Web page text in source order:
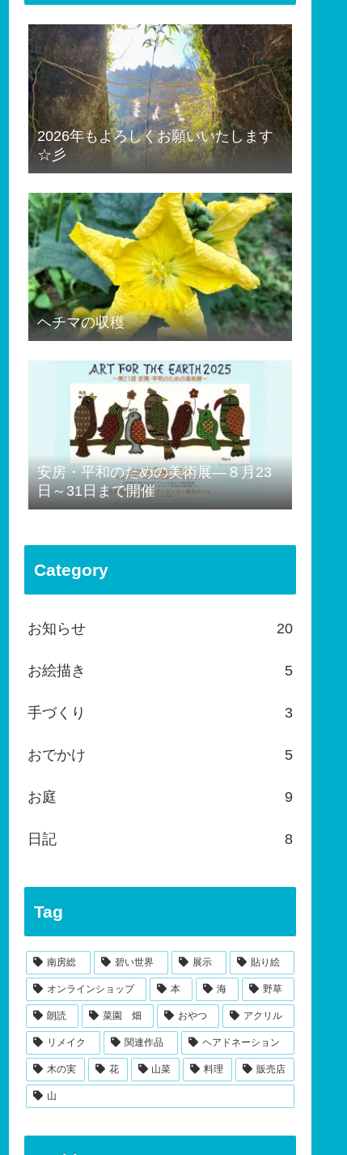
2026年もよろしくお願いいたします
☆彡
ヘチマの収穫
安房・平和のための美術展―８月23
日～31日まで開催
Category
お知らせ 20
お絵描き 5
手づくり 3
おでかけ 5
お庭 9
日記 8
Tag
南房総 碧い世界 展示 貼り絵
オンラインショップ 本 海 野草
朗読 菜園 畑 おやつ アクリル
リメイク 関連作品 ヘアドネーション
木の実 花 山菜 料理 販売店
山